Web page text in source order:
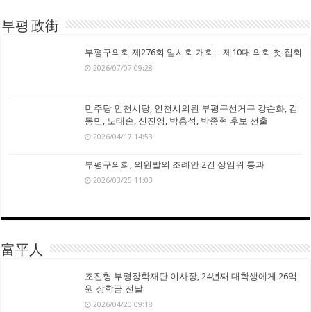
부평 政街
부평구의회 제276회 임시회 개회…제10대 의회 첫 집회
2026/07/07 09:28
민주당 인천시당, 인천시의원 부평구선거구 강순화, 김
동민, 노태손, 신진영, 박흥석, 박종혁 후보 선출
2026/04/17 14:53
부평구의회, 의원발의 조례안 2건 상임위 통과
2026/03/25 11:03
富平人
조진형 부평장학재단 이사장, 24년째 대학생에게 26억
원 장학금 전달
2026/04/20 09:18